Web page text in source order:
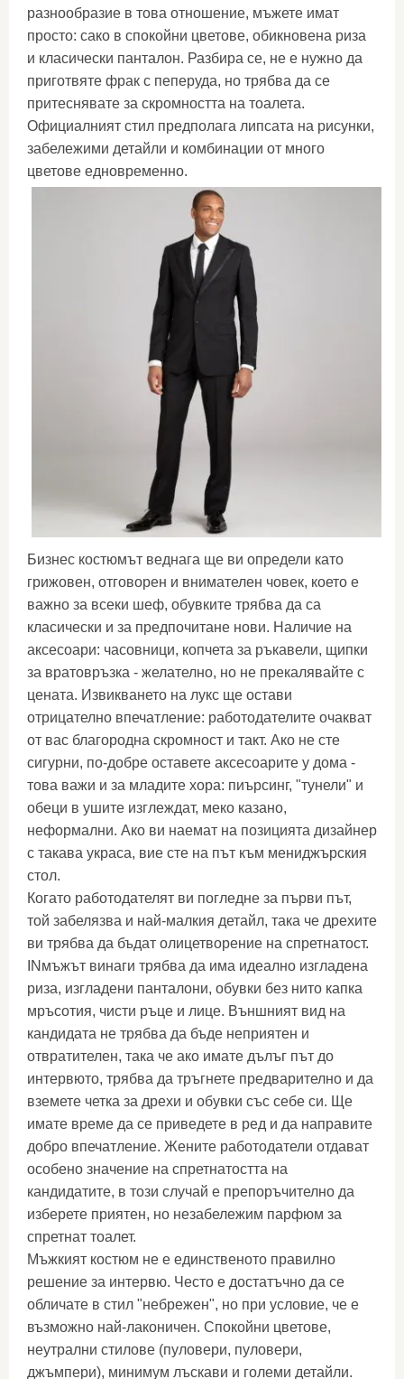
разнообразие в това отношение, мъжете имат
просто: сако в спокойни цветове, обикновена риза
и класически панталон. Разбира се, не е нужно да
приготвяте фрак с пеперуда, но трябва да се
притеснявате за скромността на тоалета.
Официалният стил предполага липсата на рисунки,
забележими детайли и комбинации от много
цветове едновременно.
Бизнес костюмът веднага ще ви определи като
грижовен, отговорен и внимателен човек, което е
важно за всеки шеф, обувките трябва да са
класически и за предпочитане нови. Наличие на
аксесоари: часовници, копчета за ръкавели, щипки
за вратовръзка - желателно, но не прекалявайте с
цената. Извикването на лукс ще остави
отрицателно впечатление: работодателите очакват
от вас благородна скромност и такт. Ако не сте
сигурни, по-добре оставете аксесоарите у дома -
това важи и за младите хора: пиърсинг, "тунели" и
обеци в ушите изглеждат, меко казано,
неформални. Ако ви наемат на позицията дизайнер
с такава украса, вие сте на път към мениджърския
стол.
Когато работодателят ви погледне за първи път,
той забелязва и най-малкия детайл, така че дрехите
ви трябва да бъдат олицетворение на спретнатост.
INмъжът винаги трябва да има идеално изгладена
риза, изгладени панталони, обувки без нито капка
мръсотия, чисти ръце и лице. Външният вид на
кандидата не трябва да бъде неприятен и
отвратителен, така че ако имате дълъг път до
интервюто, трябва да тръгнете предварително и да
вземете четка за дрехи и обувки със себе си. Ще
имате време да се приведете в ред и да направите
добро впечатление. Жените работодатели отдават
особено значение на спретнатостта на
кандидатите, в този случай е препоръчително да
изберете приятен, но незабележим парфюм за
спретнат тоалет.
Мъжкият костюм не е единственото правилно
решение за интервю. Често е достатъчно да се
обличате в стил "небрежен", но при условие, че е
възможно най-лаконичен. Спокойни цветове,
неутрални стилове (пуловери, пуловери,
джъмпери), минимум лъскави и големи детайли.